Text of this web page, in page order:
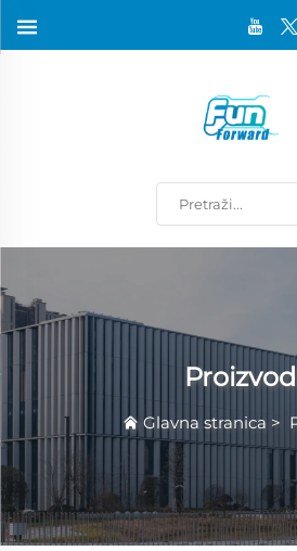
Glavna stranica >